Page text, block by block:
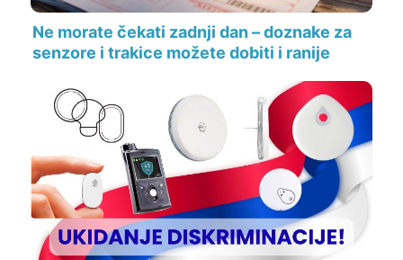
Ne morate čekati zadnji dan – doznake za
senzore i trakice možete dobiti i ranije